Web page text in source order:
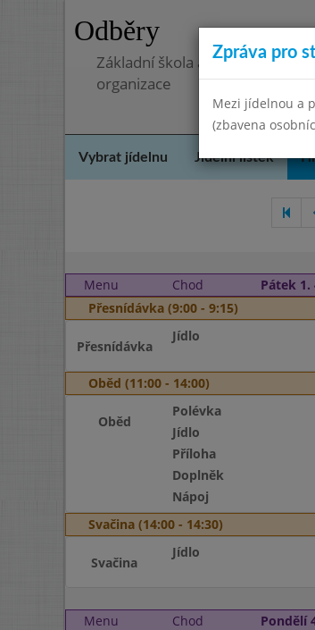
Odběry
Základní škola a mateřská
organizace
Vybrat jídelnu Jídelní lístek
Menu
Chod Pátek 1.
Přesnídávka (9:00 - 9:15)
Přesnídávka
Jídlo
Oběd (11:00 - 14:00)
Oběd
Polévka
Jídlo
Příloha
Doplněk
Nápoj
Svačina (14:00 - 14:30)
Svačina
Jídlo
Menu
Chod Pondělí
Zpráva pro
Mezi jídelnou a
(zbavena